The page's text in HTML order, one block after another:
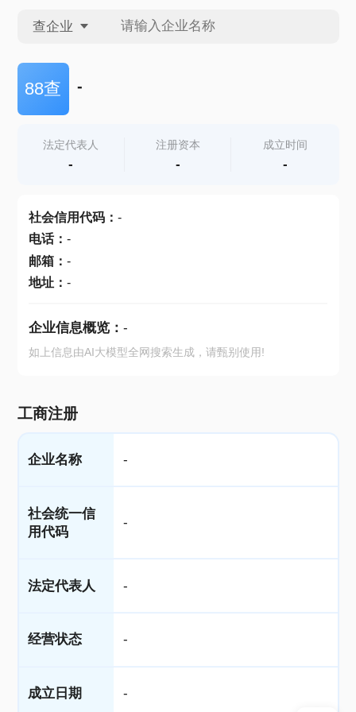
查企业
查企业
查产地
88查 -
法定代表人
-
注册资本
-
成立时间
-
社会信用代码： -
电话： -
邮箱： -
地址： -
企业信息概览： -
如上信息由AI大模型全网搜索生成，请甄别使用!
工商注册
企业名称 -
社会统一信
用代码
-
法定代表人 -
经营状态 -
成立日期 -